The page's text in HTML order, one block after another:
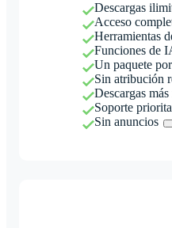
Descargas
Acceso
Herramientas
Funciones de
Un paquete
Sin atribución
Descargas
Soporte
Sin anuncios